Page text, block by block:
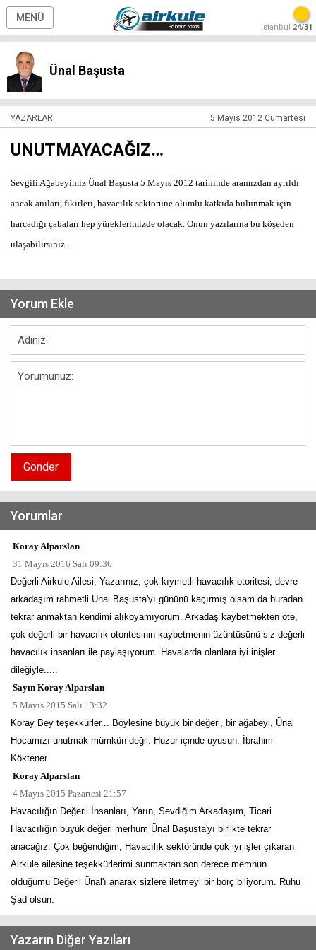
MENÜ
İstanbul 24/31
Ünal Başusta
YAZARLAR 5 Mayıs 2012 Cumartesi
UNUTMAYACAĞIZ…
Sevgili Ağabeyimiz Ünal Başusta 5 Mayıs 2012 tarihinde aramızdan ayrıldı
ancak anıları, fikirleri, havacılık sektörüne olumlu katkıda bulunmak için
harcadığı çabaları hep yüreklerimizde olacak. Onun yazılarına bu köşeden
ulaşabilirsiniz...
Yorum Ekle
Gönder
Yorumlar
Koray Alparslan
31 Mayıs 2016 Salı 09:36
Değerli Airkule Ailesi, Yazarınız, çok kıymetli havacılık otoritesi, devre
arkadaşım rahmetli Ünal Başusta'yı gününü kaçırmış olsam da buradan
tekrar anmaktan kendimi alıkoyamıyorum. Arkadaş kaybetmekten öte,
çok değerli bir havacılık otoritesinin kaybetmenin üzüntüsünü siz değerli
havacılık insanları ile paylaşıyorum..Havalarda olanlara iyi inişler
dileğiyle.....
Sayın Koray Alparslan
5 Mayıs 2015 Salı 13:32
Koray Bey teşekkürler... Böylesine büyük bir değeri, bir ağabeyi, Ünal
Hocamızı unutmak mümkün değil. Huzur içinde uyusun. İbrahim
Köktener
Koray Alparslan
4 Mayıs 2015 Pazartesi 21:57
Havacılığın Değerli İnsanları, Yarın, Sevdiğim Arkadaşım, Ticari
Havacılığın büyük değeri merhum Ünal Başusta'yı birlikte tekrar
anacağız. Çok beğendiğim, Havacılık sektöründe çok iyi işler çıkaran
Airkule ailesine teşekkürlerimi sunmaktan son derece memnun
olduğumu Değerli Ünal'ı anarak sizlere iletmeyi bir borç biliyorum. Ruhu
Şad olsun.
Yazarın Diğer Yazıları